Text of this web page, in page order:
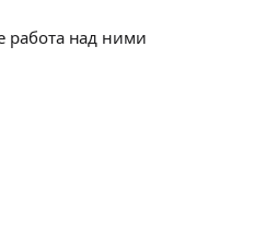
работа над ними